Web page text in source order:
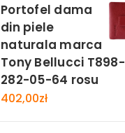
Portofel dama
din piele
naturala marca
Tony Bellucci T898-
282-05-64 rosu
402,00zł